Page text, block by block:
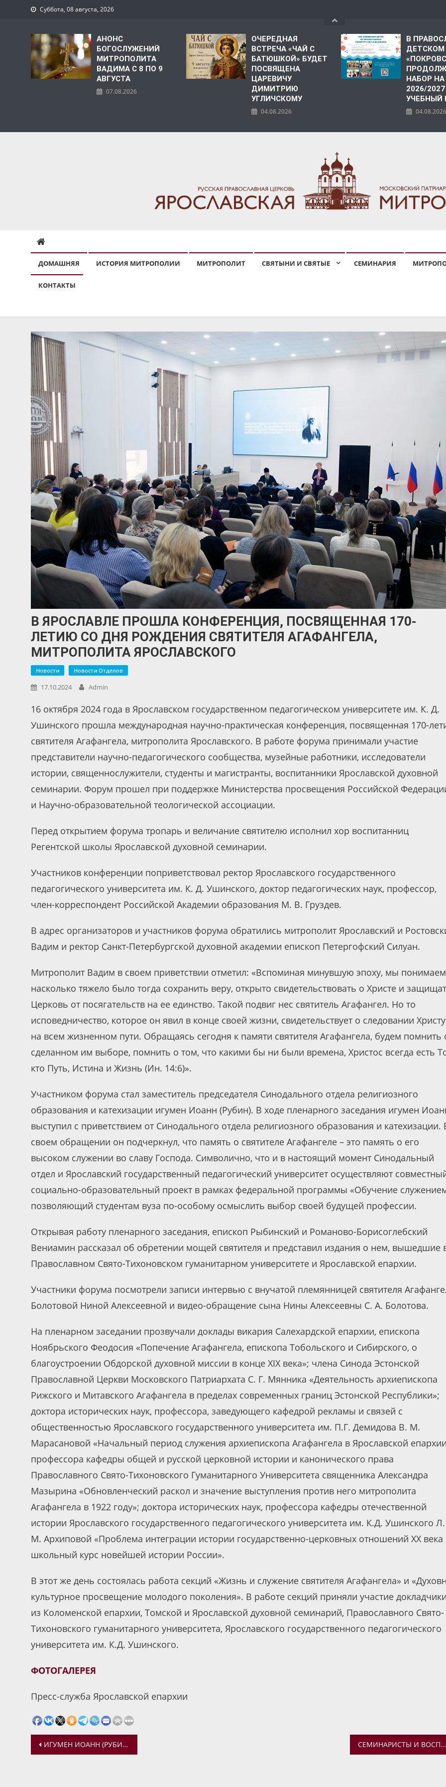
Суббота, 08 августа, 2026
АНОНС
БОГОСЛУЖЕНИЙ
МИТРОПОЛИТА
ВАДИМА С 8 ПО 9
АВГУСТА
07.08.2026
ОЧЕРЕДНАЯ
ВСТРЕЧА «ЧАЙ С
БАТЮШКОЙ» БУДЕТ
ПОСВЯЩЕНА
ЦАРЕВИЧУ
ДИМИТРИЮ
УГЛИЧСКОМУ
04.08.2026
В
ДЕТСКОМ
НАБОР
2026/2027
УЧЕБНЫЙ
ДОМАШНЯЯ ИСТОРИЯ МИТРОПОЛИИ МИТРОПОЛИТ СВЯТЫНИ И СВЯТЫЕ СЕМИНАРИЯ
КОНТАКТЫ
В ЯРОСЛАВЛЕ ПРОШЛА КОНФЕРЕНЦИЯ, ПОСВЯЩЕННАЯ 170-
ЛЕТИЮ СО ДНЯ РОЖДЕНИЯ СВЯТИТЕЛЯ АГАФАНГЕЛА,
МИТРОПОЛИТА ЯРОСЛАВСКОГО
Новости Новости Отделов
17.10.2024 Admin
16 октября 2024 года в Ярославском государственном педагогическом университете им. К. Д.
Ушинского прошла международная научно-практическая конференция, посвященная 170-
святителя Агафангела, митрополита Ярославского. В работе форума принимали участие
представители научно-педагогического сообщества, музейные работники, исследователи
истории, священнослужители, студенты и магистранты, воспитанники Ярославской духовной
семинарии. Форум прошел при поддержке Министерства просвещения Российской
и Научно-образовательной теологической ассоциации.
Перед открытием форума тропарь и величание святителю исполнил хор воспитанниц
Регентской школы Ярославской духовной семинарии.
Участников конференции поприветствовал ректор Ярославского государственного
педагогического университета им. К. Д. Ушинского, доктор педагогических наук, профессор,
член-корреспондент Российской Академии образования М. В. Груздев.
В адрес организаторов и участников форума обратились митрополит Ярославский и
Вадим и ректор Санкт-Петербургской духовной академии епископ Петергофский Силуан.
Митрополит Вадим в своем приветствии отметил: «Вспоминая минувшую эпоху, мы
насколько тяжело было тогда сохранить веру, открыто свидетельствовать о Христе и
Церковь от посягательств на ее единство. Такой подвиг нес святитель Агафангел. Но то
исповедничество, которое он явил в конце своей жизни, свидетельствует о следовании Христу
на всем жизненном пути. Обращаясь сегодня к памяти святителя Агафангела, будем помнить
сделанном им выборе, помнить о том, что какими бы ни были времена, Христос всегда есть
кто Путь, Истина и Жизнь (Ин. 14:6)».
Участником форума стал заместитель председателя Синодального отдела религиозного
образования и катехизации игумен Иоанн (Рубин). В ходе пленарного заседания игумен
выступил с приветствием от Синодального отдела религиозного образования и катехизации.
своем обращении он подчеркнул, что память о святителе Агафангеле – это память о его
высоком служении во славу Господа. Символично, что и в настоящий момент Синодальный
отдел и Ярославский государственный педагогический университет осуществляют
социально-образовательный проект в рамках федеральной программы «Обучение
позволяющий студентам вуза по-особому осмыслить выбор своей будущей профессии.
Открывая работу пленарного заседания, епископ Рыбинский и Романово-Борисоглебский
Вениамин рассказал об обретении мощей святителя и представил издания о нем, вышедшие
Православном Свято-Тихоновском гуманитарном университете и Ярославской епархии.
Участники форума посмотрели записи интервью с внучатой племянницей святителя
Болотовой Ниной Алексеевной и видео-обращение сына Нины Алексеевны С. А. Болотова.
На пленарном заседании прозвучали доклады викария Салехардской епархии, епископа
Ноябрьского Феодосия «Попечение Агафангела, епископа Тобольского и Сибирского, о
благоустроении Обдорской духовной миссии в конце XIX века»; члена Синода Эстонской
Православной Церкви Московского Патриархата С. Г. Мянника «Деятельность архиепископа
Рижского и Митавского Агафангела в пределах современных границ Эстонской Республики»;
доктора исторических наук, профессора, заведующего кафедрой рекламы и связей с
общественностью Ярославского государственного университета им. П.Г. Демидова В. М.
Марасановой «Начальный период служения архиепископа Агафангела в Ярославской
профессора кафедры общей и русской церковной истории и канонического права
Православного Свято-Тихоновского Гуманитарного Университета священника Александра
Мазырина «Обновленческий раскол и значение выступления против него митрополита
Агафангела в 1922 году»; доктора исторических наук, профессора кафедры отечественной
истории Ярославского государственного педагогического университета им. К.Д. Ушинского Л.
М. Архиповой «Проблема интеграции истории государственно-церковных отношений ХХ века
школьный курс новейшей истории России».
В этот же день состоялась работа секций «Жизнь и служение святителя Агафангела» и
культурное просвещение молодого поколения». В работе секций приняли участие
из Коломенской епархии, Томской и Ярославской духовной семинарий, Православного Свято-
Тихоновского гуманитарного университета, Ярославского государственного педагогического
университета им. К.Д. Ушинского.
ФОТОГАЛЕРЕЯ
Пресс-служба Ярославской епархии
Навигация
ИГУМЕН ИОАНН (РУБИН) ПРЕДСТАВИЛ В ЯРОСЛАВЛЕ ПРЕЗЕНТАЦИЮ ПАТРИАРШЕЙ ПРОГРАММЫ ИЗУЧЕНИЯ БИБЛИИ СЕМИНАРИСТЫ И ВОСПИТАННИЦЫ РЕГЕНТСКОЙ ШКОЛЫ СОВЕРШИЛИ ПОЕЗДКУ В ПЛЁС